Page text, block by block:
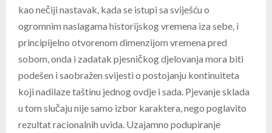
kao nečiji nastavak, kada se istupi sa sviješću o
ogromnim naslagama historijskog vremena iza sebe, i
principijelno otvorenom dimenzijom vremena pred
sobom, onda i zadatak pjesničkog djelovanja mora biti
podešen i saobražen svijesti o postojanju kontinuiteta
koji nadilaze taštinu jednog ovdje i sada. Pjevanje sklada
u tom slučaju nije samo izbor karaktera, nego poglavito
rezultat racionalnih uvida. Uzajamno podupiranje